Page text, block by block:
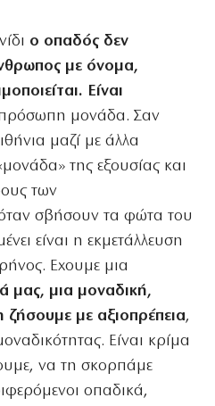
ο οπαδός δεν
με όνομα,
Είναι
μονάδα. Σαν
μαζί με άλλα
της εξουσίας και
των
σβήσουν τα φώτα του
είναι η εκμετάλλευση
Εχουμε μια
μας, μια μοναδική,
ζήσουμε με αξιοπρέπεια,
Είναι κρίμα
να τη σκορπάμε
οπαδικά,